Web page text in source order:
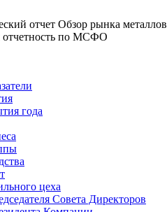
отчет Обзор рынка металлов
отчетность по МСФО
года
цеха
Совета Директоров